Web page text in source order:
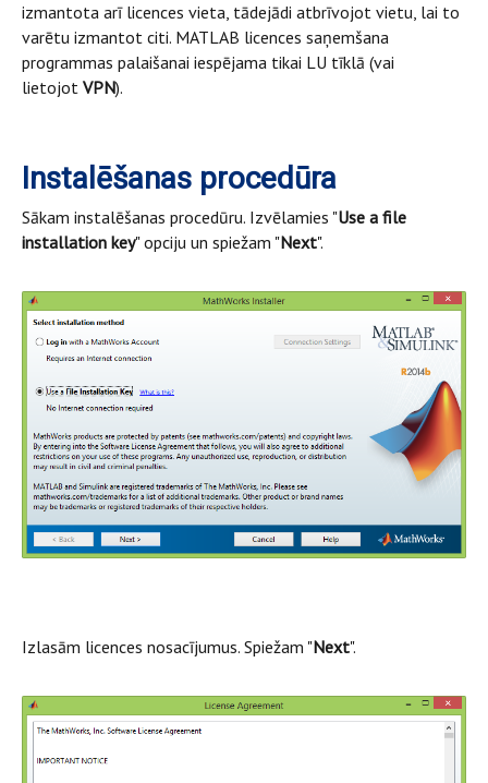
izmantota arī licences vieta, tādejādi atbrīvojot vietu, lai to
varētu izmantot citi. MATLAB licences saņemšana
programmas palaišanai iespējama tikai LU tīklā (vai
lietojot VPN).
Instalēšanas procedūra
Sākam instalēšanas procedūru. Izvēlamies "Use a file
installation key" opciju un spiežam "Next".
Izlasām licences nosacījumus. Spiežam "Next".